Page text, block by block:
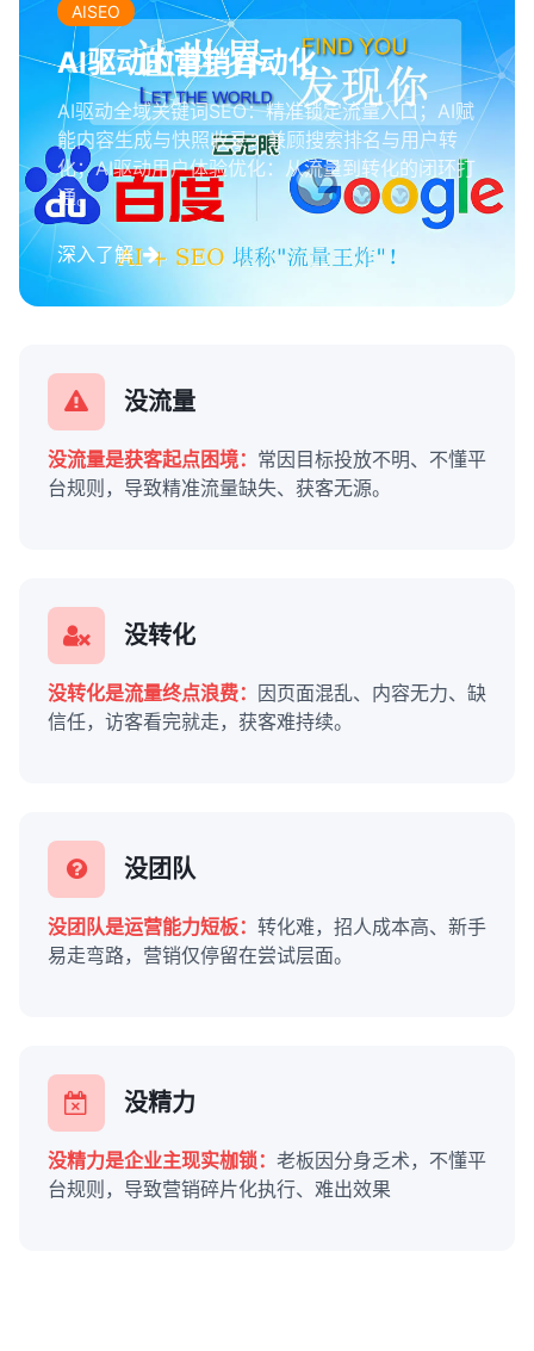
AISEO
AI驱动的营销自动化
AI驱动全域关键词SEO：精准锁定流量入口；AI赋
能内容生成与快照收录：兼顾搜索排名与用户转
化；AI驱动用户体验优化：从流量到转化的闭环打
通。
深入了解
没流量
没流量是获客起点困境： 常因目标投放不明、不懂平
台规则，导致精准流量缺失、获客无源。
没转化
没转化是流量终点浪费： 因页面混乱、内容无力、缺
信任，访客看完就走，获客难持续。
没团队
没团队是运营能力短板： 转化难，招人成本高、新手
易走弯路，营销仅停留在尝试层面。
没精力
没精力是企业主现实枷锁： 老板因分身乏术，不懂平
台规则，导致营销碎片化执行、难出效果